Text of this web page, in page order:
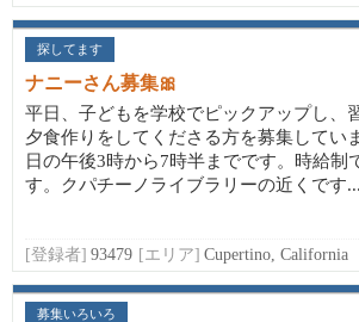
探してます
ナニーさん募集🎀
平日、子どもを学校でピックアップし、
夕食作りをしてくださる方を募集してい
日の午後3時から7時半までです。時給制
す。クパチーノライブラリーの近くです...
[登録者] 93479 [エリア] Cupertino, California
募集いろいろ